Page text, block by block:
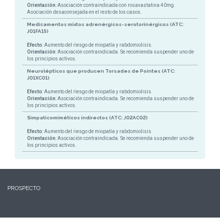
Orientación: Asociación contraindicada con rosavastatina 40mg.
Asociación desaconsejada en el resto de los casos.
Medicamentos mixtos adrenérgicos-serotorinérgicos (ATC:
J01FA15)
Efecto: Aumento del riesgo de miopatía y rabdomiolisis.
Orientación: Asociación contraindicada. Se recomienda suspender uno de
los principios activos.
Neurolépticos que producen Torsades de Pointes (ATC:
J01XC01)
Efecto: Aumento del riesgo de miopatía y rabdomiolisis.
Orientación: Asociación contraindicada. Se recomienda suspender uno de
los principios activos.
Simpaticomiméticos indirectos (ATC: J02AC02)
Efecto: Aumento del riesgo de miopatía y rabdomiolisis.
Orientación: Asociación contraindicada. Se recomienda suspender uno de
los principios activos.
PROSPECTO